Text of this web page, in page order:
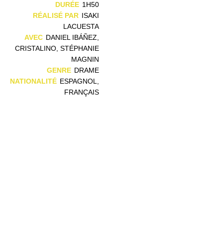
DURÉE 1H50
RÉALISÉ PAR ISAKI
LACUESTA
AVEC DANIEL IBÁÑEZ,
CRISTALINO, STÉPHANIE
MAGNIN
GENRE DRAME
NATIONALITÉ ESPAGNOL,
FRANÇAIS